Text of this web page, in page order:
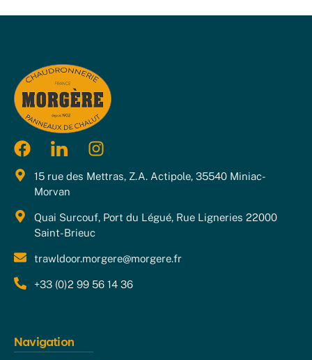
15 rue des Mettras, Z.A. Actipole, 35540 Miniac-
Morvan
Quai Surcouf, Port du Légué, Rue Ligneries 22000
Saint-Brieuc
trawldoor.morgere@morgere.fr
+33 (0)2 99 56 14 36
Navigation